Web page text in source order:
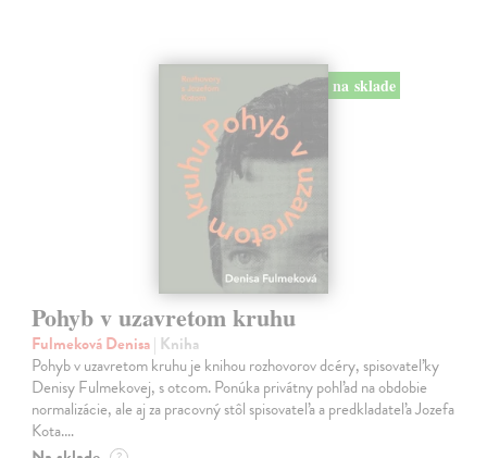
na sklade
Pohyb v uzavretom kruhu
Fulmeková Denisa| Kniha
Pohyb v uzavretom kruhu je knihou rozhovorov dcéry, spisovateľky
Denisy Fulmekovej, s otcom. Ponúka privátny pohľad na obdobie
normalizácie, ale aj za pracovný stôl spisovateľa a predkladateľa Jozefa
Kota.…